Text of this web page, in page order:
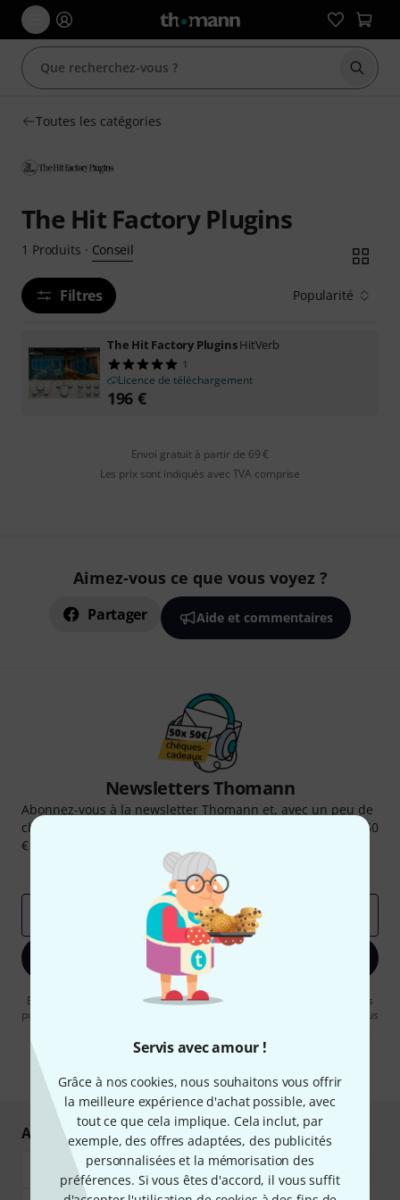
Servis avec amour !
Grâce à nos cookies, nous souhaitons vous offrir
la meilleure expérience d'achat possible, avec
tout ce que cela implique. Cela inclut, par
exemple, des offres adaptées, des publicités
personnalisées et la mémorisation des
préférences. Si vous êtes d'accord, il vous suffit
Toutes les catégories
The Hit Factory Plugins
1 Produits · Conseil
Filtres Popularité
The Hit Factory PluginsHitVerb
1
Licence de téléchargement
196 €
Envoi gratuit à partir de 69 €
Les prix sont indiqués avec TVA comprise
Aimez-vous ce que vous voyez ?
Partager Aide et commentaires
Newsletters Thomann
Abonnez-vous à la newsletter Thomann et, avec un peu de
chance, gagnez l'un des 50 bons d'achat d'une valeur de 50
€ chacun!
Articles inspirants
Deals
S'inscrire maintenant
En cliquant sur "S'inscrire maintenant", vous acceptez de recevoir des
publicités par e-mail. La désinscription est possible à tout moment. Vous
confidentialité.
Achetez et payez en toute sécurité